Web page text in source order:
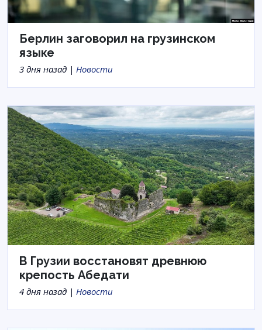
Берлин заговорил на грузинском
языке
3 дня назад | Новости
В Грузии восстановят древнюю
крепость Абедати
4 дня назад | Новости